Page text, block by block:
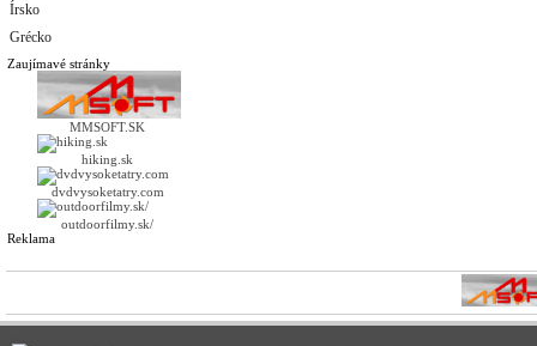
Írsko
Grécko
Zaujímavé stránky
MMSOFT.SK
hiking.sk
dvdvysoketatry.com
outdoorfilmy.sk/
Reklama